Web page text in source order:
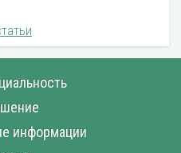
информации